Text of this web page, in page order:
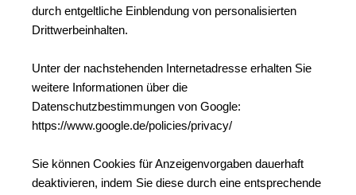
durch entgeltliche Einblendung von personalisierten
Drittwerbeinhalten.
Unter der nachstehenden Internetadresse erhalten Sie
weitere Informationen über die
Datenschutzbestimmungen von Google:
https://www.google.de/policies/privacy/
Sie können Cookies für Anzeigenvorgaben dauerhaft
deaktivieren, indem Sie diese durch eine entsprechende